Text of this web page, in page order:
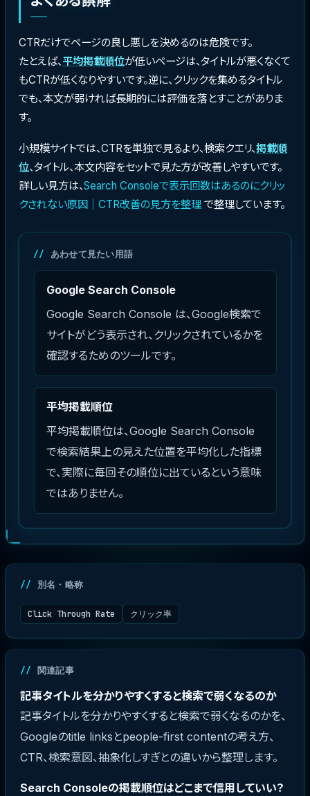
CTRだけでページの良し悪しを決めるのは危険です。
たとえば、 平均掲載順位が低いページは、タイトルが悪くなくて
もCTRが低くなりやすいです。逆に、クリックを集めるタイトル
でも、本文が弱ければ長期的には評価を落とすことがありま
す。
小規模サイトでは、CTRを単独で見るより、検索クエリ、掲載順
位、タイトル、本文内容をセットで見た方が改善しやすいです。
詳しい見方は、Search Consoleで表示回数はあるのにクリッ
クされない原因｜CTR改善の見方を整理 で整理しています。
あわせて見たい用語
Google Search Console
Google Search Console は、Google検索で
サイトがどう表示され、クリックされているかを
確認するためのツールです。
平均掲載順位
平均掲載順位は、Google Search Console
で検索結果上の見えた位置を平均化した指標
で、実際に毎回その順位に出ているという意味
ではありません。
別名・略称
Click Through Rate クリック率
関連記事
記事タイトルを分かりやすくすると検索で弱くなるのか
記事タイトルを分かりやすくすると検索で弱くなるのかを、
Googleのtitle linksとpeople-first contentの考え方、
CTR、検索意図、抽象化しすぎとの違いから整理します。
Search Consoleの掲載順位はどこまで信用していい？